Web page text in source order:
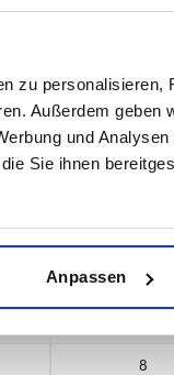
zu
Außerdem geben
und
Sie ihnen
Anpassen
BN
8
10
8